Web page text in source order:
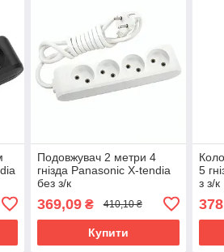
Подовжувач 2 метри 4
гнізда Panasonic X-tendia
без з/к
369,09₴ 410,10 ₴
Купити
5
з з/к